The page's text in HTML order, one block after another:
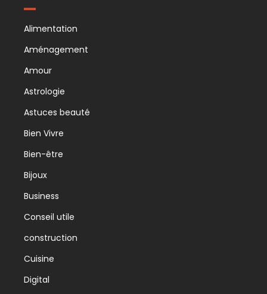
Alimentation
Aménagement
Amour
Astrologie
Astuces beauté
Bien Vivre
Bien-être
Bijoux
Business
Conseil utile
construction
Cuisine
Digital